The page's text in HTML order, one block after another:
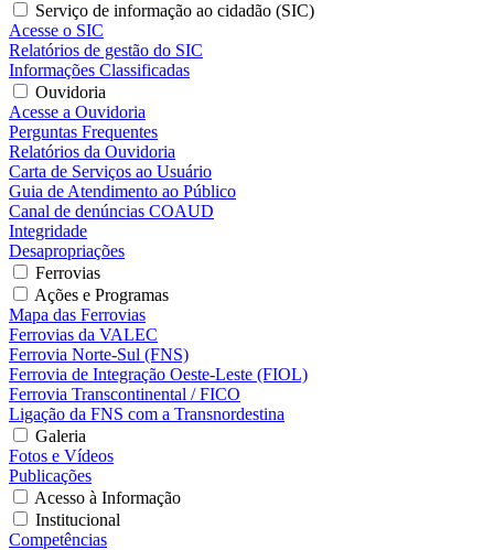
Serviço de informação ao cidadão (SIC)
Acesse o SIC
Relatórios de gestão do SIC
Informações Classificadas
Ouvidoria
Acesse a Ouvidoria
Perguntas Frequentes
Relatórios da Ouvidoria
Carta de Serviços ao Usuário
Guia de Atendimento ao Público
Canal de denúncias COAUD
Integridade
Desapropriações
Ferrovias
Ações e Programas
Mapa das Ferrovias
Ferrovias da VALEC
Ferrovia Norte-Sul (FNS)
Ferrovia de Integração Oeste-Leste (FIOL)
Ferrovia Transcontinental / FICO
Ligação da FNS com a Transnordestina
Galeria
Fotos e Vídeos
Publicações
Acesso à Informação
Institucional
Competências